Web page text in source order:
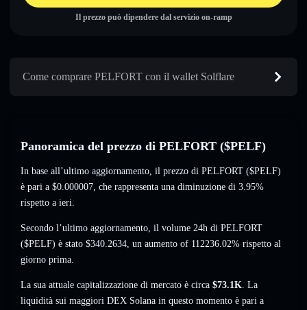
Il prezzo può dipendere dal servizio on-ramp
Come comprare PELFORT con il wallet Solflare
Panoramica del prezzo di PELFORT ($PELF)
In base all’ultimo aggiornamento, il prezzo di PELFORT ($PELF)
è pari a $0.000007, che rappresenta una diminuzione di 3.95%
rispetto a ieri.
Secondo l’ultimo aggiornamento, il volume 24h di PELFORT
($PELF) è stato $340.2634, un aumento of 112236.02% rispetto al
giorno prima.
La sua attuale capitalizzazione di mercato è circa $73.1K. La
liquidità sui maggiori DEX Solana in questo momento è pari a